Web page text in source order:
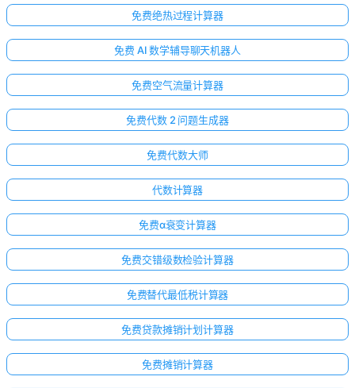
免费绝热过程计算器
免费 AI 数学辅导聊天机器人
免费空气流量计算器
免费代数 2 问题生成器
免费代数大师
代数计算器
免费α衰变计算器
免费交错级数检验计算器
免费替代最低税计算器
免费贷款摊销计划计算器
免费摊销计算器